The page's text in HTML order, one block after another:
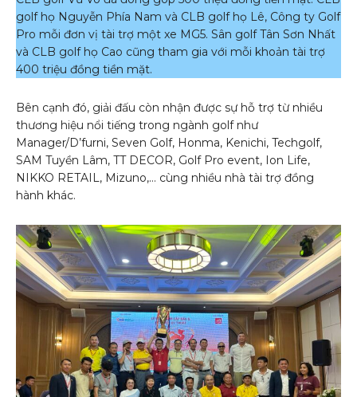
golf họ Nguyễn Phía Nam và CLB golf họ Lê, Công ty Golf
Pro mỗi đơn vị tài trợ một xe MG5. Sân golf Tân Sơn Nhất
và CLB golf họ Cao cũng tham gia với mỗi khoản tài trợ
400 triệu đồng tiền mặt.
Bên cạnh đó, giải đấu còn nhận được sự hỗ trợ từ nhiều
thương hiệu nổi tiếng trong ngành golf như
Manager/D’furni, Seven Golf, Honma, Kenichi, Techgolf,
SAM Tuyền Lâm, TT DECOR, Golf Pro event, Ion Life,
NIKKO RETAIL, Mizuno,… cùng nhiều nhà tài trợ đồng
hành khác.